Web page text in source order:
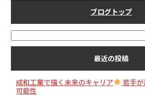
ブログトップ
最近の投稿
成和工業で描く未来のキャリア
若手
可能性